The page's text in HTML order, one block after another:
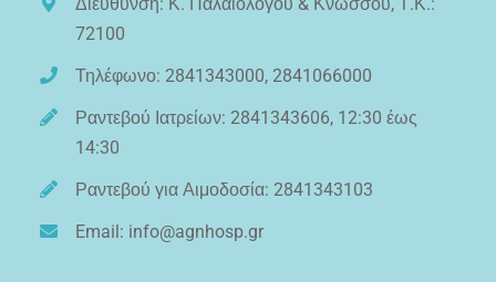
72100
Τηλέφωνο: 2841343000, 2841066000
Ραντεβού Ιατρείων: 2841343606, 12:30 έως
14:30
Ραντεβού για Αιμοδοσία: 2841343103
Email: info@agnhosp.gr